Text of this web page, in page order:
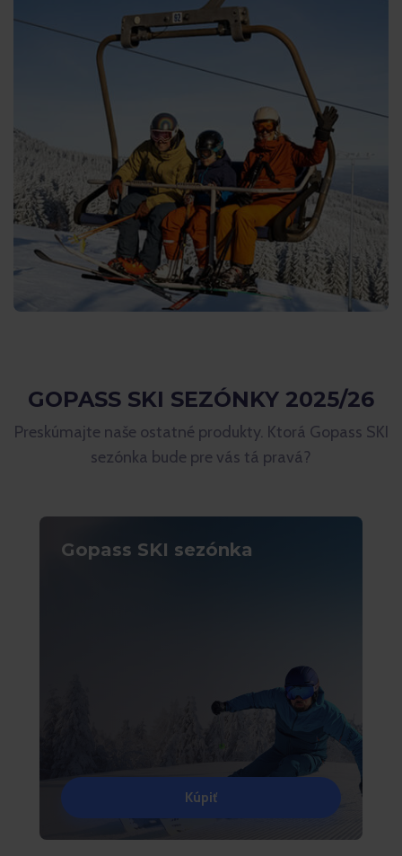
GOPASS SKI SEZÓNKY 2025/26
Preskúmajte naše ostatné produkty. Ktorá Gopass SKI
sezónka bude pre vás tá pravá?
Gopass SKI sezónka
Kúpiť